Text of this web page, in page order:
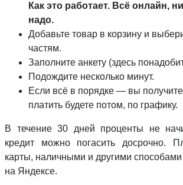
Как это работает. Всё онлайн,
надо.
Добавьте товар в корзину и
частям.
Заполните анкету (здесь
Подождите несколько минут.
Если всё в порядке — вы получите
платить будете потом, по графику.
В течение 30 дней проценты не
кредит можно погасить досрочно.
карты, наличными и другими
на Яндексе.